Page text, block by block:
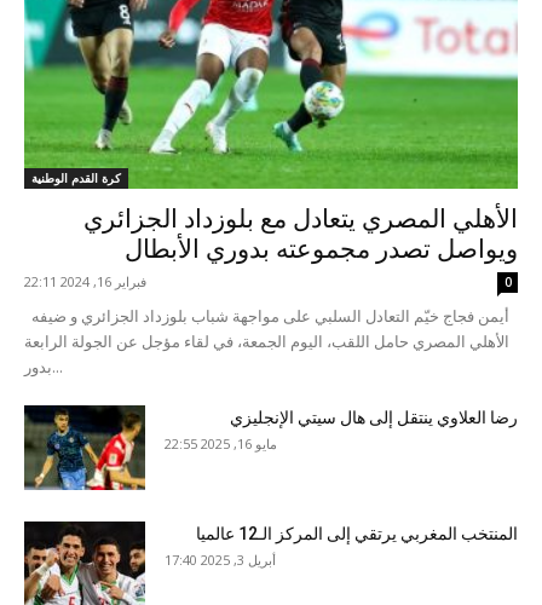
كرة القدم الوطنية
الأهلي المصري يتعادل مع بلوزداد الجزائري
ويواصل تصدر مجموعته بدوري الأبطال
فبراير 16, 2024 22:11 0
الأهلي المصري حامل اللقب، اليوم الجمعة، في لقاء مؤجل عن الجولة الرابعة
بدور...
رضا العلاوي ينتقل إلى هال سيتي الإنجليزي
مايو 16, 2025 22:55
المنتخب المغربي يرتقي إلى المركز الـ12 عالميا
أبريل 3, 2025 17:40